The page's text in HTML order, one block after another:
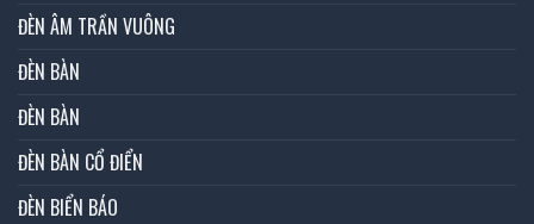
ĐÈN ÂM TRẦN VUÔNG
ĐÈN BÀN
ĐÈN BÀN
ĐÈN BÀN CỔ ĐIỂN
ĐÈN BIỂN BÁO